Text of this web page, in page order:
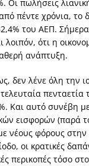
Οι πωλήσεις
πέντε χρόνια, το
του ΑΕΠ. Σήμερα
ότι η
ανάπτυξη.
δεν λένε όλη την
Και αυτό συνέβη
εισφορών (παρά
νέους φόρους στην
οι κρατικές
περικοπές τόσο